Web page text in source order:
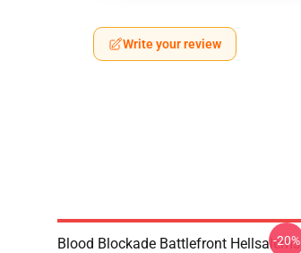
Write your review
Blood Blockade Battlefront Hellsalems
-20%